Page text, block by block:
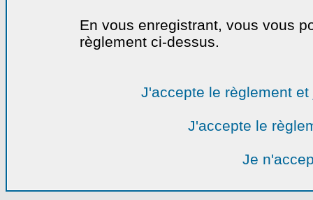
En vous enregistrant, vous vous
règlement ci-dessus.
J'accepte le règlement
J'accepte le
Je